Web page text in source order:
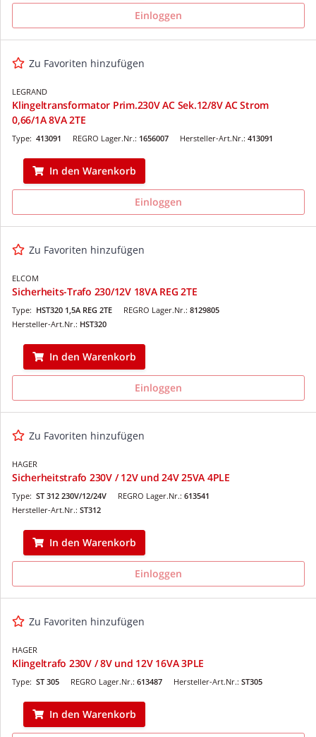
Einloggen
Zu Favoriten hinzufügen
LEGRAND
Klingeltransformator Prim.230V AC Sek.12/8V AC Strom
0,66/1A 8VA 2TE
REGRO Lager.Nr.: 1656007
Type: 413091 Hersteller-Art.Nr.: 413091
In den Warenkorb
Einloggen
Zu Favoriten hinzufügen
ELCOM
Sicherheits-Trafo 230/12V 18VA REG 2TE
REGRO Lager.Nr.: 8129805
Type: HST320 1,5A REG 2TE
Hersteller-Art.Nr.: HST320
In den Warenkorb
Einloggen
Zu Favoriten hinzufügen
HAGER
Sicherheitstrafo 230V / 12V und 24V 25VA 4PLE
REGRO Lager.Nr.: 613541
Type: ST 312 230V/12/24V
Hersteller-Art.Nr.: ST312
In den Warenkorb
Einloggen
Zu Favoriten hinzufügen
HAGER
Klingeltrafo 230V / 8V und 12V 16VA 3PLE
REGRO Lager.Nr.: 613487
Type: ST 305 Hersteller-Art.Nr.: ST305
In den Warenkorb